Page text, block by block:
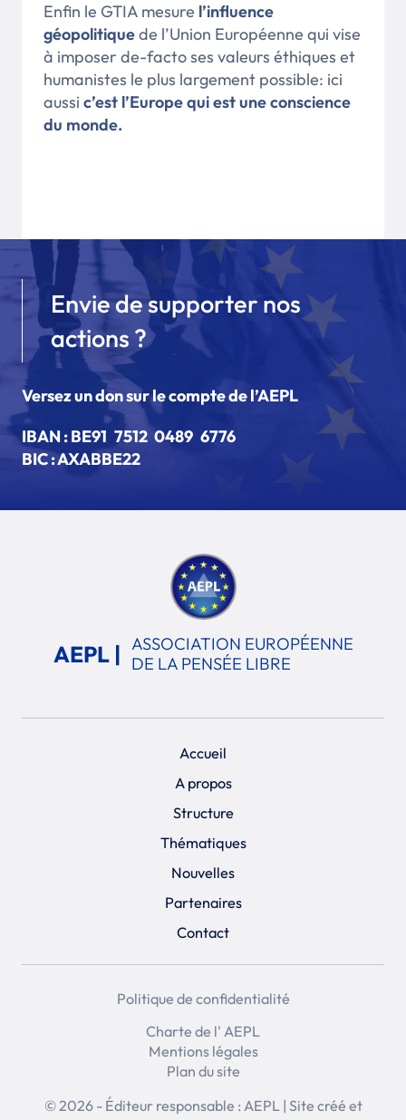
Enfin le GTIA mesure l’influence
géopolitiquede l’Union Européenne qui vise
à imposer de-facto ses valeurs éthiques et
humanistes le plus largement possible: ici
aussi c’est l’Europe qui est une conscience
du monde.
Envie de supporter nos
actions ?
Versez un don sur le compte de l’AEPL
IBAN :BE91 7512 0489 6776
BIC : AXABBE22
AEPL | ASSOCIATION EUROPÉENNE
DE LA PENSÉE LIBRE
Accueil
A propos
Structure
Thématiques
Nouvelles
Partenaires
Contact
Politique de confidentialité
Charte de l' AEPL
Mentions légales
Plan du site
© 2026 - Éditeur responsable : AEPL | Site créé et